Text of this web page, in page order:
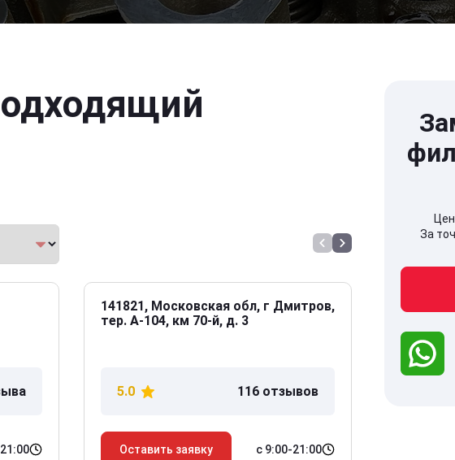
141821, Московская обл, г Дмитров,
тер. А-104, км 70-й, д. 3
5.0 116 отзывов
Оставить заявку с 9:00-21:00
141707,
дом 5
За